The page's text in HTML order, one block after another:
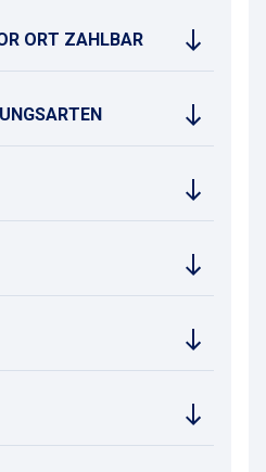
ORT ZAHLBAR